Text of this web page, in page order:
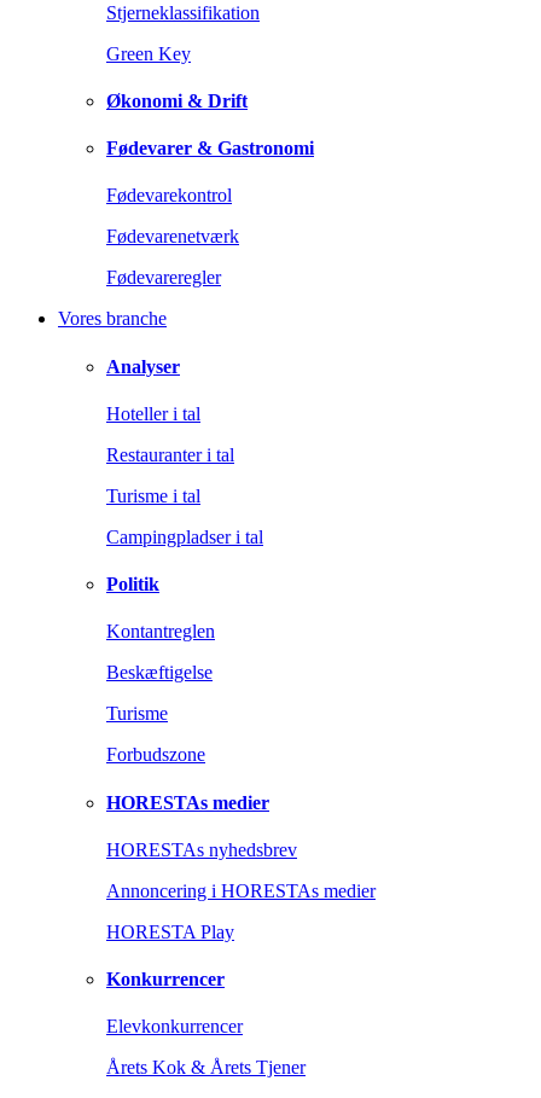
Stjerneklassifikation
Green Key
Økonomi & Drift
Fødevarer & Gastronomi
Fødevarekontrol
Fødevarenetværk
Fødevareregler
Vores branche
Analyser
Hoteller i tal
Restauranter i tal
Turisme i tal
Campingpladser i tal
Politik
Kontantreglen
Beskæftigelse
Turisme
Forbudszone
HORESTAs medier
HORESTAs nyhedsbrev
Annoncering i HORESTAs medier
HORESTA Play
Konkurrencer
Elevkonkurrencer
Årets Kok & Årets Tjener